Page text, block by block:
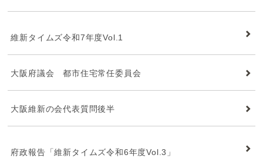
維新タイムズ令和7年度Vol.1
大阪府議会 都市住宅常任委員会
大阪維新の会代表質問後半
府政報告「維新タイムズ令和6年度Vol.3」